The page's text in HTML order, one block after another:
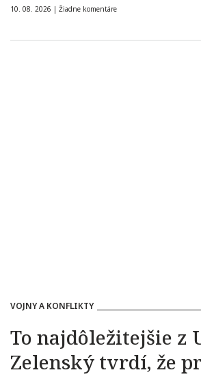
10. 08. 2026 | Žiadne komentáre
VOJNY A KONFLIKTY
To najdôležitejšie z
Zelenský tvrdí, že